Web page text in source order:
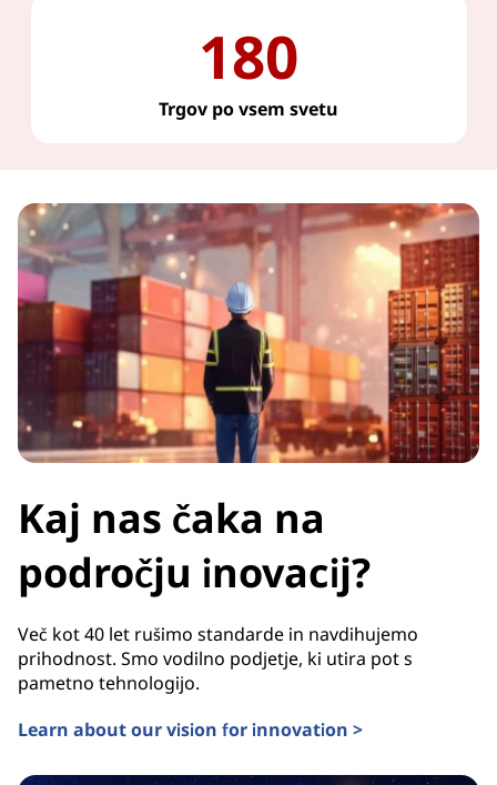
180
Trgov po vsem svetu
Kaj nas čaka na
področju inovacij?
Več kot 40 let rušimo standarde in navdihujemo
prihodnost. Smo vodilno podjetje, ki utira pot s
pametno tehnologijo.
Learn about our vision for innovation >